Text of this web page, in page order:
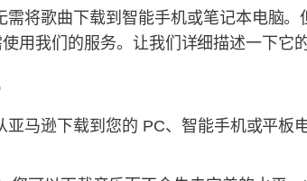
将歌曲下载到智能手机或笔记本电脑
用我们的服务。让我们详细描述一下它
马逊下载到您的 PC、智能手机或平板